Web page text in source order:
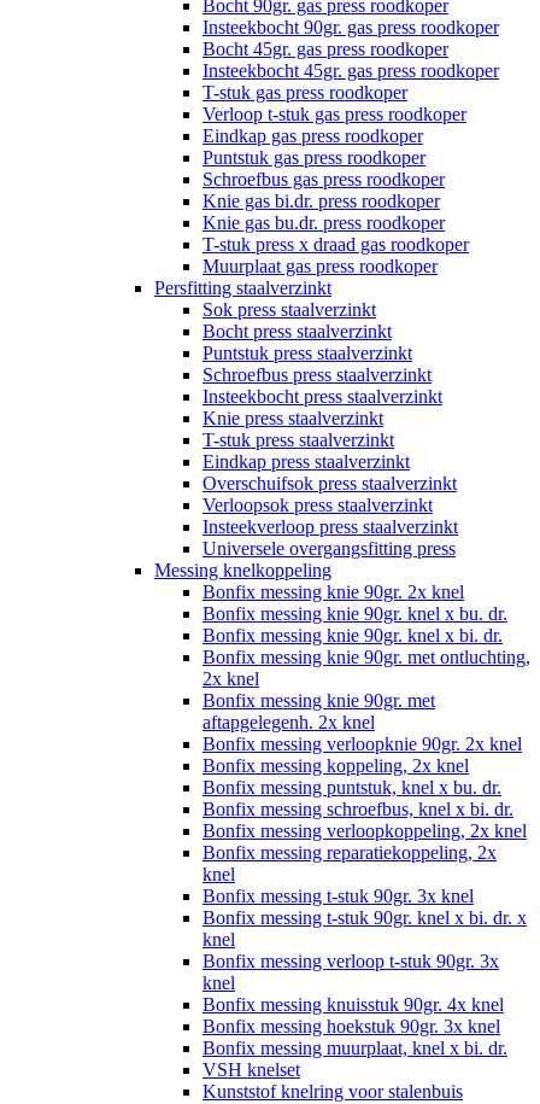
Bocht 90gr. gas press roodkoper
Insteekbocht 90gr. gas press roodkoper
Bocht 45gr. gas press roodkoper
Insteekbocht 45gr. gas press roodkoper
T-stuk gas press roodkoper
Verloop t-stuk gas press roodkoper
Eindkap gas press roodkoper
Puntstuk gas press roodkoper
Schroefbus gas press roodkoper
Knie gas bi.dr. press roodkoper
Knie gas bu.dr. press roodkoper
T-stuk press x draad gas roodkoper
Muurplaat gas press roodkoper
Persfitting staalverzinkt
Sok press staalverzinkt
Bocht press staalverzinkt
Puntstuk press staalverzinkt
Schroefbus press staalverzinkt
Insteekbocht press staalverzinkt
Knie press staalverzinkt
T-stuk press staalverzinkt
Eindkap press staalverzinkt
Overschuifsok press staalverzinkt
Verloopsok press staalverzinkt
Insteekverloop press staalverzinkt
Universele overgangsfitting press
Messing knelkoppeling
Bonfix messing knie 90gr. 2x knel
Bonfix messing knie 90gr. knel x bu. dr.
Bonfix messing knie 90gr. knel x bi. dr.
Bonfix messing knie 90gr. met ontluchting,
2x knel
Bonfix messing knie 90gr. met
aftapgelegenh. 2x knel
Bonfix messing verloopknie 90gr. 2x knel
Bonfix messing koppeling, 2x knel
Bonfix messing puntstuk, knel x bu. dr.
Bonfix messing schroefbus, knel x bi. dr.
Bonfix messing verloopkoppeling, 2x knel
Bonfix messing reparatiekoppeling, 2x
knel
Bonfix messing t-stuk 90gr. 3x knel
Bonfix messing t-stuk 90gr. knel x bi. dr. x
knel
Bonfix messing verloop t-stuk 90gr. 3x
knel
Bonfix messing knuisstuk 90gr. 4x knel
Bonfix messing hoekstuk 90gr. 3x knel
Bonfix messing muurplaat, knel x bi. dr.
VSH knelset
Kunststof knelring voor stalenbuis